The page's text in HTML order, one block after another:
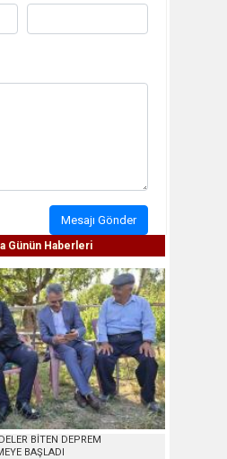
Mesajı Gönder
Günün Haberleri
BİTEN DEPREM
BAŞLADI